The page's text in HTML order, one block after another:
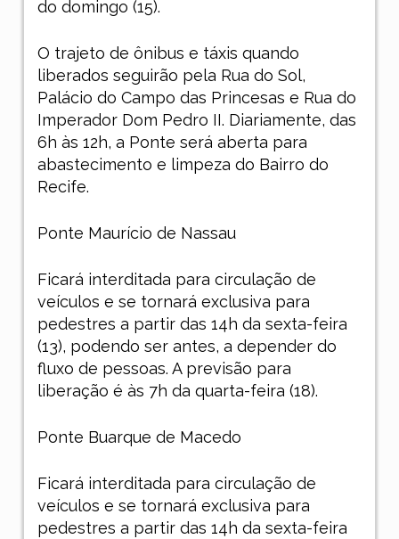
do domingo (15).
O trajeto de ônibus e táxis quando
liberados seguirão pela Rua do Sol,
Palácio do Campo das Princesas e Rua do
Imperador Dom Pedro II. Diariamente, das
6h às 12h, a Ponte será aberta para
abastecimento e limpeza do Bairro do
Recife.
Ponte Maurício de Nassau
Ficará interditada para circulação de
veículos e se tornará exclusiva para
pedestres a partir das 14h da sexta-feira
(13), podendo ser antes, a depender do
fluxo de pessoas. A previsão para
liberação é às 7h da quarta-feira (18).
Ponte Buarque de Macedo
Ficará interditada para circulação de
veículos e se tornará exclusiva para
pedestres a partir das 14h da sexta-feira